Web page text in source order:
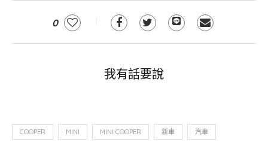
0
我有話要說
COOPER MINI MINI COOPER 新車 汽車